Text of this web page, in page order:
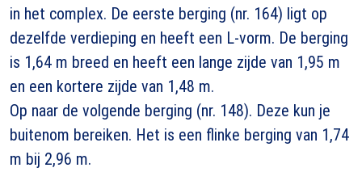
in het complex. De eerste berging (nr. 164) ligt op
dezelfde verdieping en heeft een L-vorm. De berging
is 1,64 m breed en heeft een lange zijde van 1,95 m
en een kortere zijde van 1,48 m.
Op naar de volgende berging (nr. 148). Deze kun je
buitenom bereiken. Het is een flinke berging van 1,74
m bij 2,96 m.